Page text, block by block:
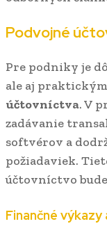
Podvojné
Pre podniky je
ale aj
účtovníctva. V
zadávanie
softvérov a
požiadaviek.
účtovníctvo
Finančné výkazy